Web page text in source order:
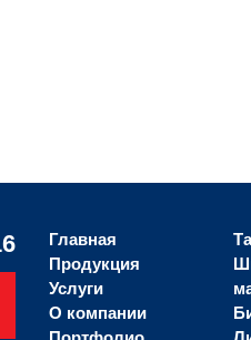
Главная
Продукция
Услуги
О компании